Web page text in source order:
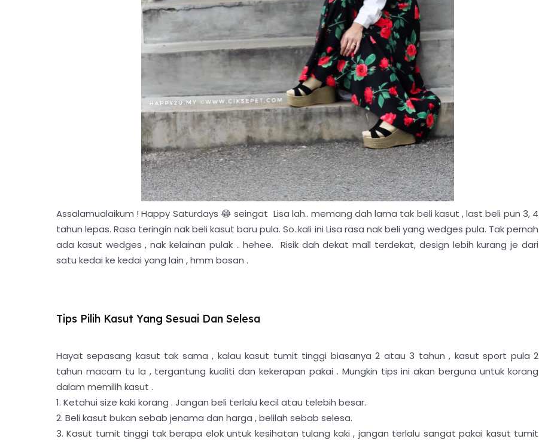
Assalamualaikum ! Happy Saturdays 😂 seingat Lisa lah.. memang dah lama tak beli kasut , last beli pun 3, 4
tahun lepas. Rasa teringin nak beli kasut baru pula. So..kali ini Lisa rasa nak beli yang wedges pula. Tak pernah
ada kasut wedges , nak kelainan pulak .. hehee. Risik dah dekat mall terdekat, design lebih kurang je dari
satu kedai ke kedai yang lain , hmm bosan .
Tips Pilih Kasut Yang Sesuai Dan Selesa
Hayat sepasang kasut tak sama , kalau kasut tumit tinggi biasanya 2 atau 3 tahun , kasut sport pula 2
tahun macam tu la , tergantung kualiti dan kekerapan pakai . Mungkin tips ini akan berguna untuk korang
dalam memilih kasut .
1. Ketahui size kaki korang . Jangan beli terlalu kecil atau telebih besar.
2. Beli kasut bukan sebab jenama dan harga , belilah sebab selesa.
3. Kasut tumit tinggi tak berapa elok untuk kesihatan tulang kaki , jangan terlalu sangat pakai kasut tumit